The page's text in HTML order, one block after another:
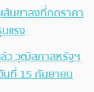
นขาลงที่กดราคา
แรง
ล้ว วุฒิสภาสหรัฐฯ
ที่ 15 กันยายน